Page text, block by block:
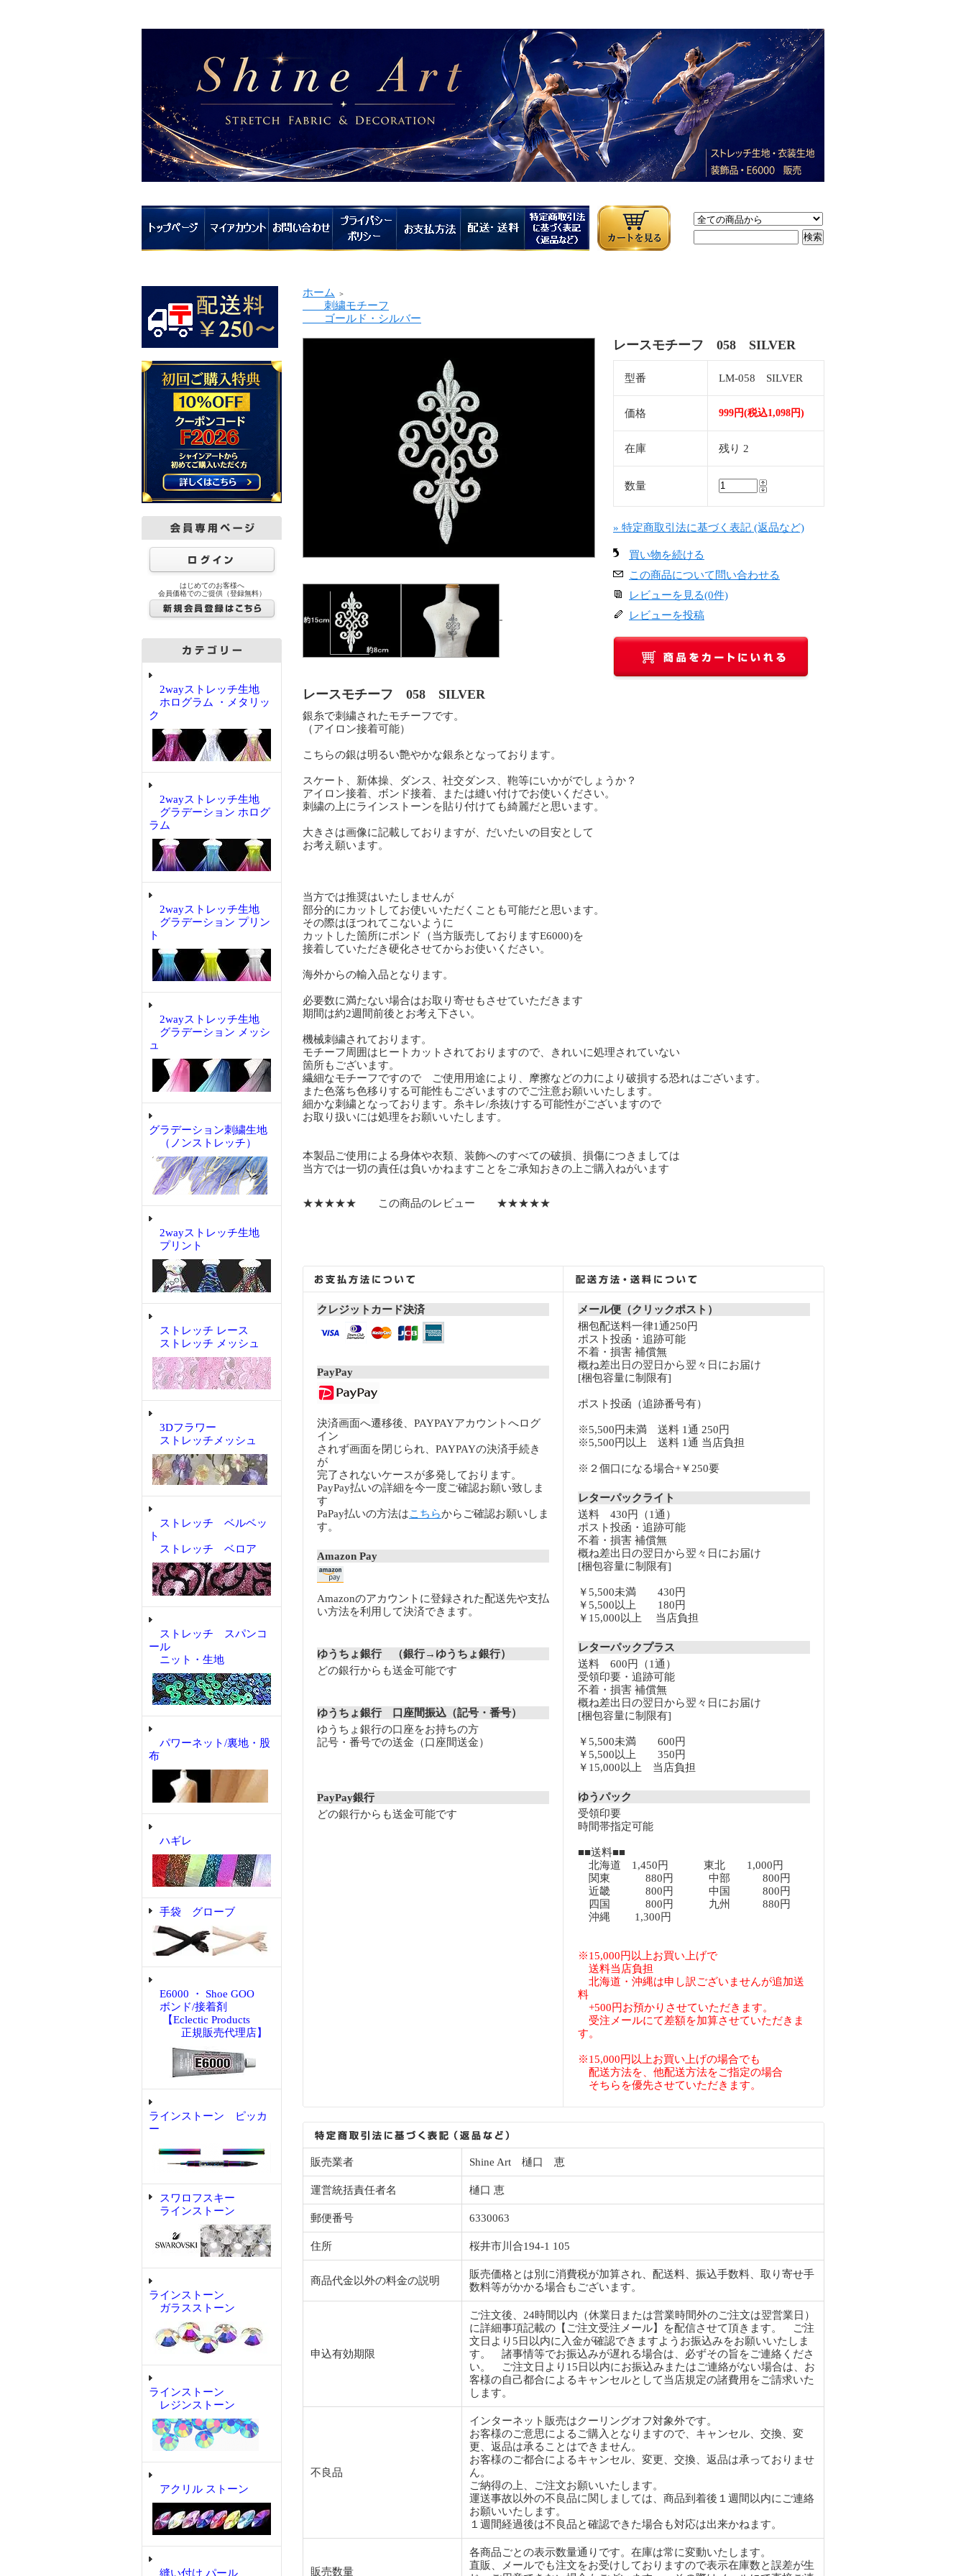
はじめてのお客様へ
会員価格でのご提供（登録無料）
2wayストレッチ生地
ホログラム ・メタリッ
ク
2wayストレッチ生地
グラデーション ホログ
ラム
2wayストレッチ生地
グラデーション プリン
ト
2wayストレッチ生地
グラデーション メッシ
ュ
グラデーション刺繍生地
（ノンストレッチ）
2wayストレッチ生地
プリント
ストレッチ レース
ストレッチ メッシュ
3Dフラワー
ストレッチメッシュ
ストレッチ ベルベッ
ト
ストレッチ ベロア
ストレッチ スパンコ
ール
ニット・生地
パワーネット/裏地・股
布
ハギレ
手袋 グローブ
E6000 ・ Shoe GOO
ボンド/接着剤
【Eclectic Products
正規販売代理店】
ラインストーン ピッカ
ー
スワロフスキー
ラインストーン
ラインストーン
ガラスストーン
ラインストーン
レジンストーン
アクリル ストーン
縫い付け パール
ホーム ＞
刺繍モチーフ
ゴールド・シルバー
レースモチーフ 058 SILVER
型番 LM-058 SILVER
価格 999円(税込1,098円)
在庫 残り 2
数量
» 特定商取引法に基づく表記 (返品など)
買い物を続ける
この商品について問い合わせる
レビューを見る(0件)
レビューを投稿
レースモチーフ 058 SILVER
銀糸で刺繍されたモチーフです。
（アイロン接着可能）
こちらの銀は明るい艶やかな銀糸となっております。
スケート、新体操、ダンス、社交ダンス、鞄等にいかがでしょうか？
アイロン接着、ボンド接着、または縫い付けでお使いください。
刺繍の上にラインストーンを貼り付けても綺麗だと思います。
大きさは画像に記載しておりますが、だいたいの目安として
お考え願います。
当方では推奨はいたしませんが
部分的にカットしてお使いいただくことも可能だと思います。
その際はほつれてこないように
カットした箇所にボンド（当方販売しておりますE6000)を
接着していただき硬化させてからお使いください。
海外からの輸入品となります。
必要数に満たない場合はお取り寄せもさせていただきます
期間は約2週間前後とお考え下さい。
機械刺繍されております。
モチーフ周囲はヒートカットされておりますので、きれいに処理されていない
箇所もございます。
繊細なモチーフですので ご使用用途により、摩擦などの力により破損する恐れはございます。
また色落ち色移りする可能性もございますのでご注意お願いいたします。
細かな刺繍となっております。糸キレ/糸抜けする可能性がございますので
お取り扱いには処理をお願いいたします。
本製品ご使用による身体や衣類、装飾へのすべての破損、損傷につきましては
当方では一切の責任は負いかねますことをご承知おきの上ご購入ねがいます
★★★★★ この商品のレビュー ★★★★★
クレジットカード決済
PayPay
決済画面へ遷移後、PAYPAYアカウントへログ
イン
されず画面を閉じられ、PAYPAYの決済手続き
が
完了されないケースが多発しております。
PayPay払いの詳細を今一度ご確認お願い致しま
す
PaPay払いの方法はこちらからご確認お願いしま
す。
Amazon Pay
Amazonのアカウントに登録された配送先や支払
い方法を利用して決済できます。
ゆうちょ銀行 （銀行→ゆうちょ銀行）
どの銀行からも送金可能です
ゆうちょ銀行 口座間振込（記号・番号）
ゆうちょ銀行の口座をお持ちの方
記号・番号での送金（口座間送金）
PayPay銀行
どの銀行からも送金可能です
メール便（クリックポスト）
梱包配送料一律1通250円
ポスト投函・追跡可能
不着・損害 補償無
概ね差出日の翌日から翌々日にお届け
[梱包容量に制限有]
ポスト投函（追跡番号有）
※5,500円未満 送料 1通 250円
※5,500円以上 送料 1通 当店負担
※２個口になる場合+￥250要
レターパックライト
送料 430円（1通）
ポスト投函・追跡可能
不着・損害 補償無
概ね差出日の翌日から翌々日にお届け
[梱包容量に制限有]
￥5,500未満 430円
￥5,500以上 180円
￥15,000以上 当店負担
レターパックプラス
送料 600円（1通）
受領印要・追跡可能
不着・損害 補償無
概ね差出日の翌日から翌々日にお届け
[梱包容量に制限有]
￥5,500未満 600円
￥5,500以上 350円
￥15,000以上 当店負担
ゆうパック
受領印要
時間帯指定可能
■■送料■■
北海道 1,450円 東北 1,000円
関東 880円 中部 800円
近畿 800円 中国 800円
四国 800円 九州 880円
沖縄 1,300円
※15,000円以上お買い上げで
送料当店負担
北海道・沖縄は申し訳ございませんが追加送
料
+500円お預かりさせていただきます。
受注メールにて差額を加算させていただきま
す。
※15,000円以上お買い上げの場合でも
配送方法を、他配送方法をご指定の場合
そちらを優先させていただきます。
販売業者 Shine Art 樋口 恵
運営統括責任者名 樋口 恵
郵便番号 6330063
住所 桜井市川合194-1 105
商品代金以外の料金の説明
販売価格とは別に消費税が加算され、配送料、振込手数料、取り寄せ手
数料等がかかる場合もございます。
申込有効期限
ご注文後、24時間以内（休業日または営業時間外のご注文は翌営業日）
に詳細事項記載の【ご注文受注メール】を配信させて頂きます。 ご注
文日より5日以内に入金が確認できますようお振込みをお願いいたしま
す。 諸事情等でお振込みが遅れる場合は、必ずその旨をご連絡くださ
い。 ご注文日より15日以内にお振込みまたはご連絡がない場合は、お
客様の自己都合によるキャンセルとして当店規定の諸費用をご請求いた
します。
不良品
インターネット販売はクーリングオフ対象外です。
お客様のご意思によるご購入となりますので、キャンセル、交換、変
更、返品は承ることはできません。
お客様のご都合によるキャンセル、変更、交換、返品は承っておりませ
ん。
ご納得の上、ご注文お願いいたします。
運送事故以外の不良品に関しましては、商品到着後１週間以内にご連絡
お願いいたします。
１週間経過後は不良品と確認できた場合も対応は出来かねます。
販売数量
各商品ごとの表示数量通りです。在庫は常に変動いたします。
直販、メールでも注文をお受けしておりますので表示在庫数と誤差が生